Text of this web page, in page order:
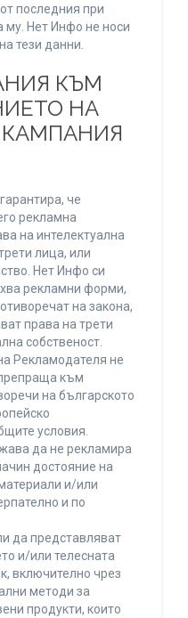
последния при
му. Нет Инфо не носи
тези данни.
КЪМ
НА
че
рекламна
на интелектуална
лица, или
Нет Инфо си
рекламни форми,
на закона,
права на трети
собственост.
Рекламодателя не
към
на българското
условия.
да не рекламира
достояние на
и/или
и по
да представляват
и/или телесната
включително чрез
методи за
продукти, които